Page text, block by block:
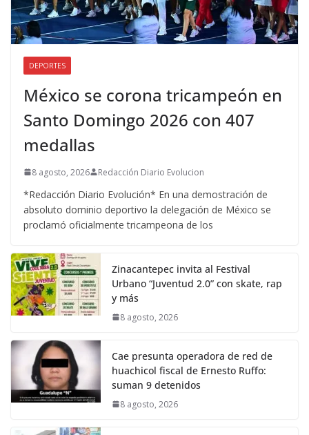
DEPORTES
México se corona tricampeón en
Santo Domingo 2026 con 407
medallas
8 agosto, 2026 Redacción Diario Evolucion
*Redacción Diario Evolución* En una demostración de
absoluto dominio deportivo la delegación de México se
proclamó oficialmente tricampeona de los
Zinacantepec invita al Festival
Urbano “Juventud 2.0” con skate, rap
y más
8 agosto, 2026
Cae presunta operadora de red de
huachicol fiscal de Ernesto Ruffo:
suman 9 detenidos
8 agosto, 2026